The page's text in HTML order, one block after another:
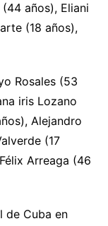
años), Eliani
(18 años),
Rosales (53
iris Lozano
Alejandro
(17
Arreaga (46
de Cuba en